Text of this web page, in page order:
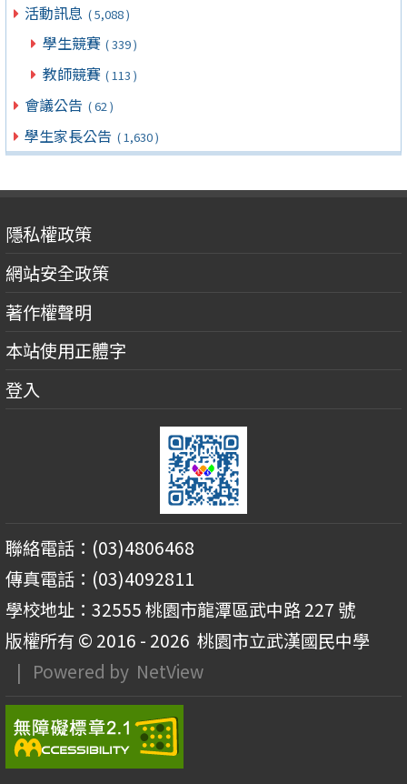
活動訊息 ( 5,088 )
學生競賽 ( 339 )
教師競賽 ( 113 )
會議公告 ( 62 )
學生家長公告 ( 1,630 )
隱私權政策
網站安全政策
著作權聲明
本站使用正體字
登入
聯絡電話：(03)4806468
傳真電話：(03)4092811
學校地址：32555 桃園市龍潭區武中路 227 號
版權所有 © 2016 - 2026 桃園市立武漢國民中學
| Powered by NetView